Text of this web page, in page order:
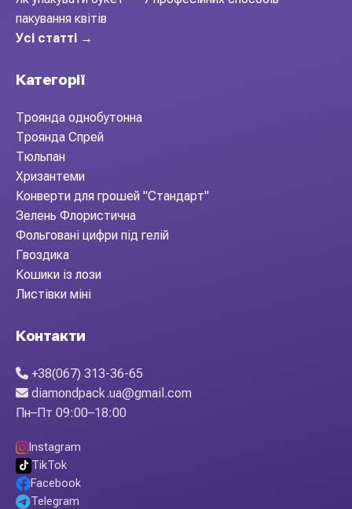
пакування квітів
Усі статті →
Категорії
Троянда однобутонна
Троянда Спрей
Тюльпан
Хризантеми
Конверти для грошей "Стандарт"
Зелень Флористична
Фольговані цифри під гелій
Гвоздика
Кошики із лози
Листівки міні
Контакти
+38(067) 313-36-65
diamondpack.ua@gmail.com
Пн–Пт 09:00–18:00
Instagram
TikTok
Facebook
Telegram